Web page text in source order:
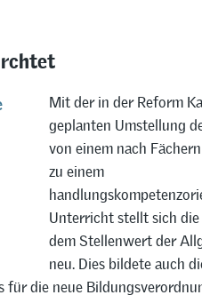
Mit der in der Reform
geplanten Umstellung
von einem nach
zu einem
Unterricht stellt sich die
dem Stellenwert der
neu. Dies bildete auch
für die neue